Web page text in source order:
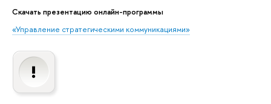
Скачать презентацию онлайн-программы
«Управление стратегическими коммуникациями»